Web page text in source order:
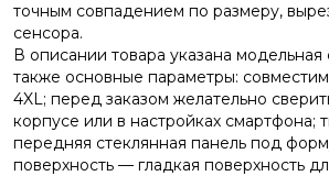
точным совпадением по размеру,
сенсора.
В описании товара указана модельная
также основные параметры:
4XL; перед заказом желательно
корпусе или в настройках смартфона;
передняя стеклянная панель под
поверхность — гладкая поверхность